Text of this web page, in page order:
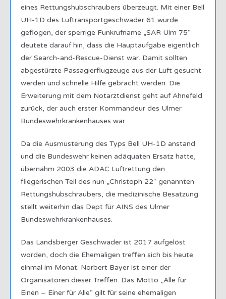
eines Rettungshubschraubers überzeugt. Mit einer Bell
UH-1D des Luftransportgeschwader 61 wurde
geflogen, der sperrige Funkrufname „SAR Ulm 75“
deutete darauf hin, dass die Hauptaufgabe eigentlich
der Search-and-Rescue-Dienst war. Damit sollten
abgestürzte Passagierflugzeuge aus der Luft gesucht
werden und schnelle Hilfe gebracht werden. Die
Erweiterung mit dem Notarztdienst geht auf Ahnefeld
zurück, der auch erster Kommandeur des Ulmer
Bundeswehrkrankenhauses war.
Da die Ausmusterung des Typs Bell UH-1D anstand
und die Bundeswehr keinen adäquaten Ersatz hatte,
übernahm 2003 die ADAC Luftrettung den
fliegerischen Teil des nun „Christoph 22“ genannten
Rettungshubschraubers, die medizinische Besatzung
stellt weiterhin das Dept für AINS des Ulmer
Bundeswehrkrankenhauses.
Das Landsberger Geschwader ist 2017 aufgelöst
worden, doch die Ehemaligen treffen sich bis heute
einmal im Monat. Norbert Bayer ist einer der
Organisatoren dieser Treffen. Das Motto „Alle für
Einen – Einer für Alle“ gilt für seine ehemaligen